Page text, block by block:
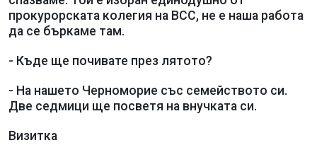
прокурорската колегия на ВСС, не е наша работа
да се бъркаме там.
- Къде ще почивате през лятото?
- На нашето Черноморие със семейството си.
Две седмици ще посветя на внучката си.
Визитка